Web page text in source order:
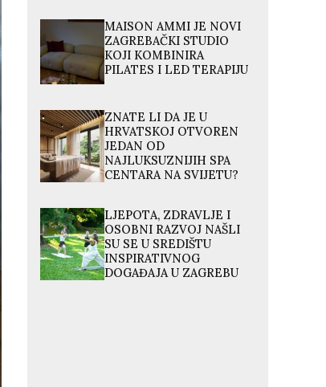
MAISON AMMI JE NOVI
ZAGREBAČKI STUDIO
KOJI KOMBINIRA
PILATES I LED TERAPIJU
ZNATE LI DA JE U
HRVATSKOJ OTVOREN
JEDAN OD
NAJLUKSUZNIJIH SPA
CENTARA NA SVIJETU?
LJEPOTA, ZDRAVLJE I
OSOBNI RAZVOJ NAŠLI
SU SE U SREDIŠTU
INSPIRATIVNOG
DOGAĐAJA U ZAGREBU